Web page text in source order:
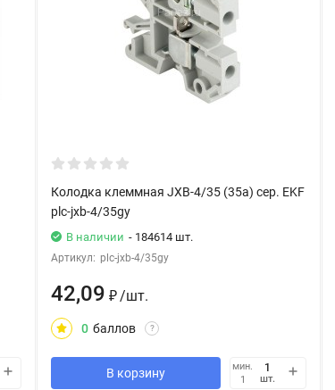
Колодка клеммная JXB-4/35 (35а) сер. EKF
plc-jxb-4/35gy
В наличии - 184614 шт.
Артикул: plc-jxb-4/35gy
42,09 ₽ /шт.
0 баллов ?
В корзину
мин.
1
шт.